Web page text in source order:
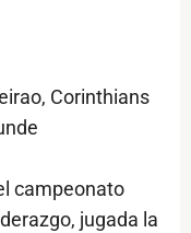
Corinthians
campeonato
jugada la